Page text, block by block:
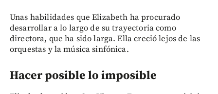
Unas habilidades que Elizabeth ha procurado
desarrollar a lo largo de su trayectoria como
directora, que ha sido larga. Ella creció lejos de las
orquestas y la música sinfónica.
Hacer posible lo imposible